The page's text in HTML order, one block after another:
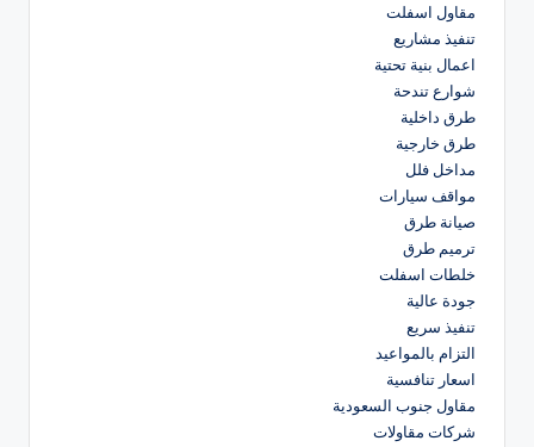
مقاول اسفلت
تنفيذ مشاريع
اعمال بنية تحتية
شوارع تندحة
طرق داخلية
طرق خارجية
مداخل فلل
مواقف سيارات
صيانة طرق
ترميم طرق
خلطات اسفلت
جودة عالية
تنفيذ سريع
التزام بالمواعيد
اسعار تنافسية
مقاول جنوب السعودية
شركات مقاولات